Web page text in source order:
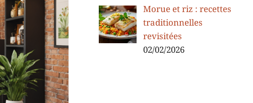
Morue et riz : recettes
traditionnelles
revisitées
02/02/2026